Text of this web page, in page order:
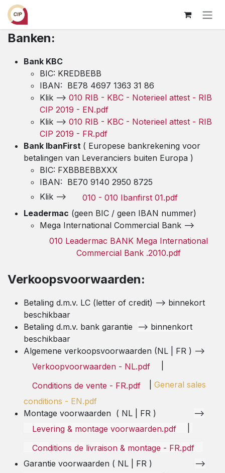
Zum Inhalt springen
Banken:
Bank KBC
BIC: KREDBEBB
IBAN: BE78 4697 1363 31 86
Klik --> 010 RIB - KBC - Noterieel attest - RIB
CIP 2019 - EN.pdf
Klik --> 010 RIB - KBC - Noterieel attest - RIB
CIP 2019 - FR.pdf
Bank IbanFirst ( Europese bankrekening voor
betalingen van Leveranciers buiten Europa )
BIC: FXBBBEBBXXX
IBAN: BE70 9140 2950 8725
Klik -->
010 - 010 Ibanfirst 01.pdf
Leadermac (geen BIC / geen IBAN nummer)
Mega International Commercial Bank -->
010 Leadermac BANK Mega International
Commercial Bank .2010.pdf
Verkoopsvoorwaarden:
Betaling d.m.v. LC (letter of credit) --> binnekort
beschikbaar
Betaling d.m.v. bank garantie --> binnenkort
beschikbaar
Algemene verkoopsvoorwaarden (NL | FR ) -->
Verkoopvoorwaarden - NL.pdf
Conditions de vente - FR.pd​​f
General sales
conditions - EN.pdf
Montage voorwaarden ( NL | FR ) -->
Levering & montage voorwaarden.pdf
Conditions de livraison & montage - FR.pdf
Garantie voorwaarden ( NL | FR ) -->